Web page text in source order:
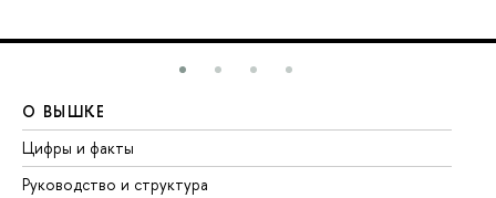
О ВЫШКЕ
Цифры и факты
Руководство и структура